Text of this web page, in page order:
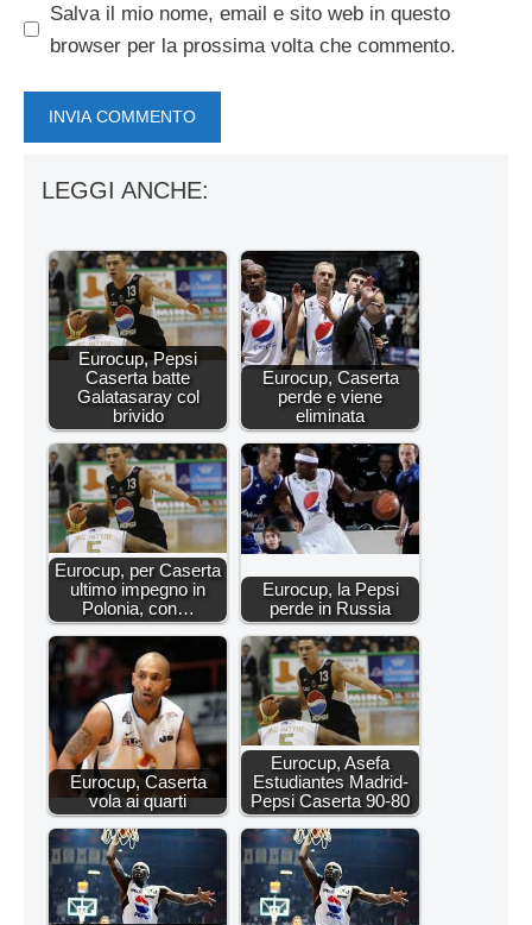
Salva il mio nome, email e sito web in questo
browser per la prossima volta che commento.
LEGGI ANCHE:
Eurocup, Pepsi
Caserta batte
Galatasaray col
brivido
Eurocup, Caserta
perde e viene
eliminata
Eurocup, per Caserta
ultimo impegno in
Polonia, con…
Eurocup, la Pepsi
perde in Russia
Eurocup, Caserta
vola ai quarti
Eurocup, Asefa
Estudiantes Madrid-
Pepsi Caserta 90-80